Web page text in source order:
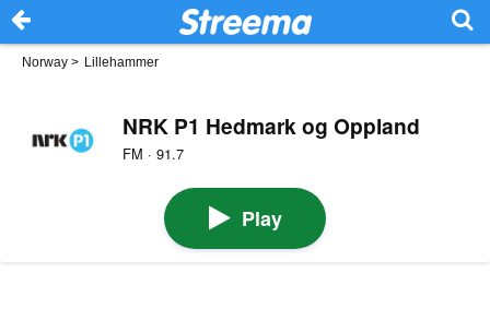
Norway > Lillehammer
NRK P1 Hedmark og Oppland
FM · 91.7
Play